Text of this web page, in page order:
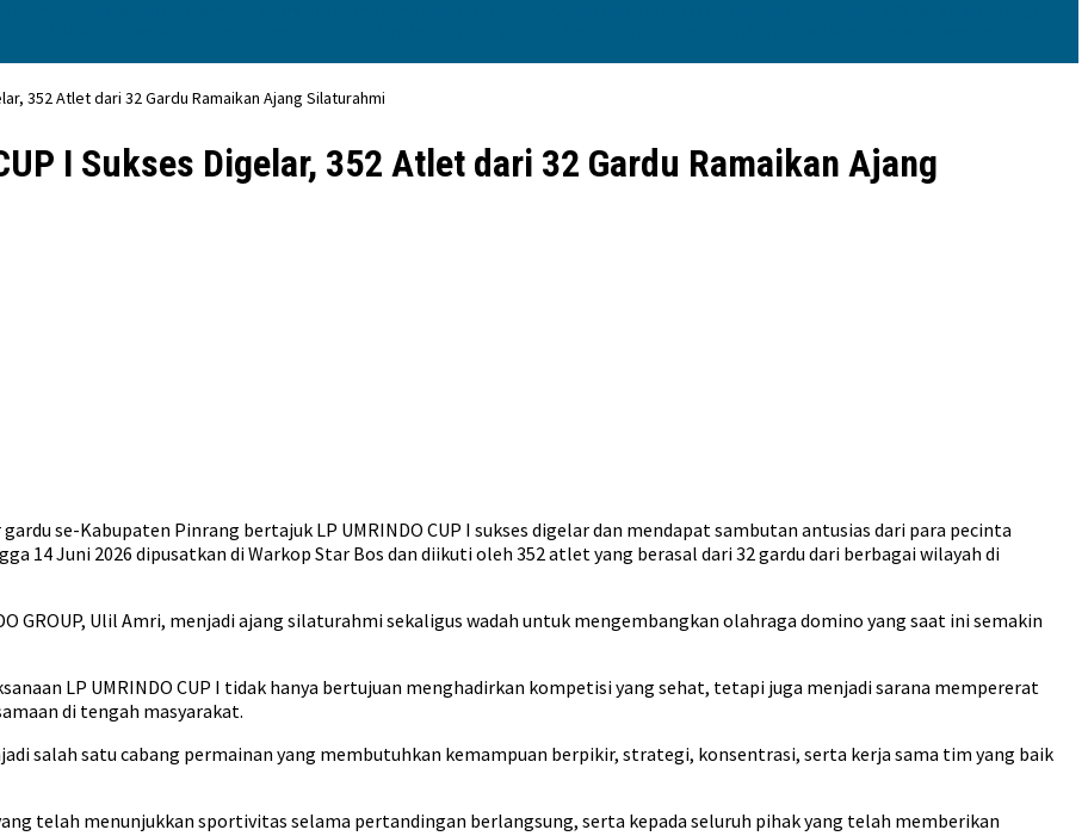
352 Atlet dari 32 Gardu Ramaikan Ajang Silaturahmi
I Sukses Digelar, 352 Atlet dari 32 Gardu Ramaikan Ajang
se-Kabupaten Pinrang bertajuk LP UMRINDO CUP I sukses digelar dan mendapat sambutan antusias dari para pecinta
14 Juni 2026 dipusatkan di Warkop Star Bos dan diikuti oleh 352 atlet yang berasal dari 32 gardu dari berbagai wilayah di
GROUP, Ulil Amri, menjadi ajang silaturahmi sekaligus wadah untuk mengembangkan olahraga domino yang saat ini semakin
LP UMRINDO CUP I tidak hanya bertujuan menghadirkan kompetisi yang sehat, tetapi juga menjadi sarana mempererat
di tengah masyarakat.
salah satu cabang permainan yang membutuhkan kemampuan berpikir, strategi, konsentrasi, serta kerja sama tim yang baik
telah menunjukkan sportivitas selama pertandingan berlangsung, serta kepada seluruh pihak yang telah memberikan